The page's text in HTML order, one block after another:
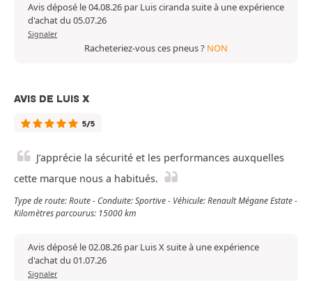
Avis déposé le 04.08.26 par Luis ciranda suite à une expérience
d'achat du 05.07.26
Signaler
Racheteriez-vous ces pneus ? NON
AVIS DE LUIS X
5/5
J’apprécie la sécurité et les performances auxquelles
cette marque nous a habitués.
Type de route: Route - Conduite: Sportive - Véhicule: Renault Mégane Estate -
Kilomètres parcourus: 15000 km
Avis déposé le 02.08.26 par Luis X suite à une expérience
d'achat du 01.07.26
Signaler